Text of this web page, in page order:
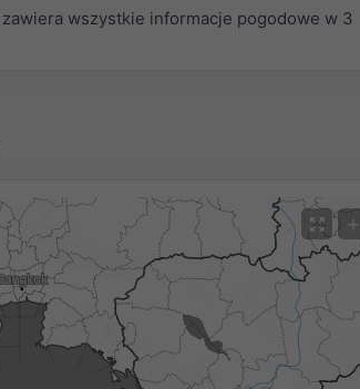
wszystkie informacje pogodowe w 3
+